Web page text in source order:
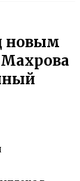
новым